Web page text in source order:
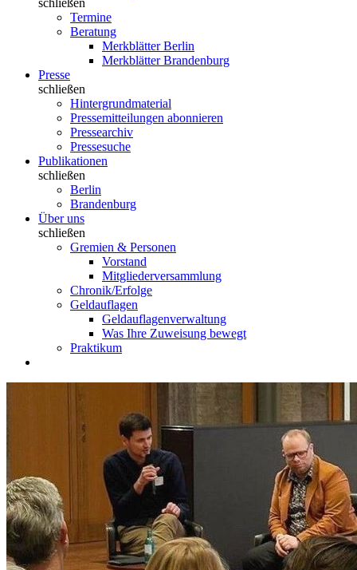
schließen
Termine
Beratung
Merkblätter Berlin
Merkblätter Brandenburg
Presse
schließen
Hintergrundmaterial
Pressemitteilungen abonnieren
Pressearchiv
Pressesuche
Publikationen
schließen
Berlin
Brandenburg
Über uns
schließen
Gremien & Personen
Vorstand
Mitgliederversammlung
Chronik/Erfolge
Geldauflagen
Geldauflagenverwaltung
Was Ihre Zuweisung bewegt
Praktikum